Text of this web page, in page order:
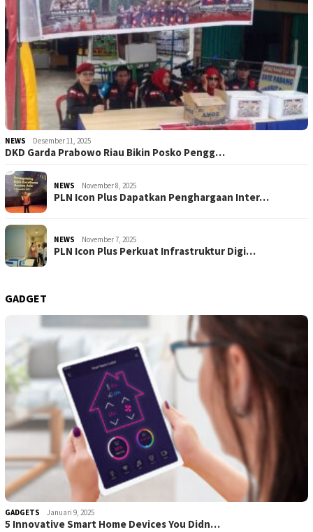
NEWS Desember 11, 2025
DKD Garda Prabowo Riau Bikin Posko Pengg…
NEWS November 8, 2025
PLN Icon Plus Dapatkan Penghargaan Inter…
NEWS November 7, 2025
PLN Icon Plus Perkuat Infrastruktur Digi…
GADGET
GADGETS Januari 9, 2025
5 Innovative Smart Home Devices You Didn…